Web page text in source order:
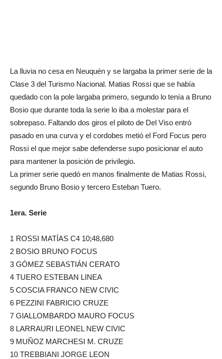
La lluvia no cesa en Neuquén y se largaba la primer serie de la
Clase 3 del Turismo Nacional. Matias Rossi que se había
quedado con la pole largaba primero, segundo lo tenía a Bruno
Bosio que durante toda la serie lo iba a molestar para el
sobrepaso. Faltando dos giros el piloto de Del Viso entró
pasado en una curva y el cordobes metió el Ford Focus pero
Rossi el que mejor sabe defenderse supo posicionar el auto
para mantener la posición de privilegio.
La primer serie quedó en manos finalmente de Matias Rossi,
segundo Bruno Bosio y tercero Esteban Tuero.
1era. Serie
1 ROSSI MATÍAS C4 10;48,680
2 BOSIO BRUNO FOCUS
3 GÓMEZ SEBASTIÁN CERATO
4 TUERO ESTEBAN LINEA
5 COSCIA FRANCO NEW CIVIC
6 PEZZINI FABRICIO CRUZE
7 GIALLOMBARDO MAURO FOCUS
8 LARRAURI LEONEL NEW CIVIC
9 MUÑOZ MARCHESI M. CRUZE
10 TREBBIANI JORGE LEON